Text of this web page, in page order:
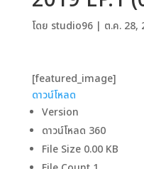
โดย studio96| ต.ค. 28,
[featured_image]
ดาวน์โหลด
Version
ดาวน์โหลด 360
File Size 0.00 KB